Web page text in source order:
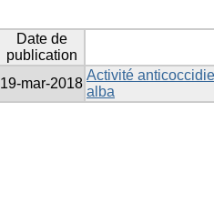
Date de
publication
19-mar-2018
Activité
alba